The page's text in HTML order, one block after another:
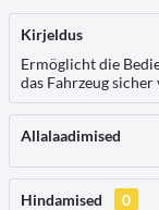
Kirjeldus
Ermöglicht die
das Fahrzeug sicher
Allalaadimised
Hindamised
0